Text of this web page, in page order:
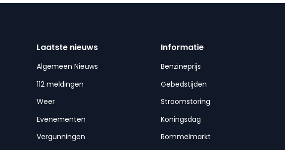
Laatste nieuws
Algemeen Nieuws
112 meldingen
Weer
Evenementen
Vergunningen
Informatie
Benzineprijs
Gebedstijden
Stroomstoring
Koningsdag
Rommelmarkt